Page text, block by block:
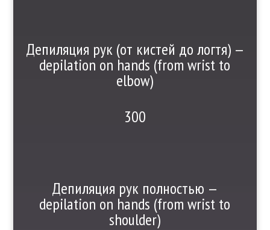
Депиляция рук (от кистей до логтя) —
depilation on hands (from wrist to
elbow)
300
Депиляция рук полностью —
depilation on hands (from wrist to
shoulder)